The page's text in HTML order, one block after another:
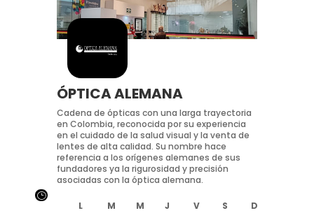
ÓPTICA ALEMANA
Cadena de ópticas con una larga trayectoria
en Colombia, reconocida por su experiencia
en el cuidado de la salud visual y la venta de
lentes de alta calidad. Su nombre hace
referencia a los orígenes alemanes de sus
fundadores ya la rigurosidad y precisión
asociadas con la óptica alemana.
L M M J V S
D
}